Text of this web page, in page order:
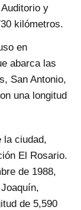
y
kilómetros.
en
abarca las
San Antonio,
una longitud
la ciudad,
El Rosario.
de 1988,
de 5,590